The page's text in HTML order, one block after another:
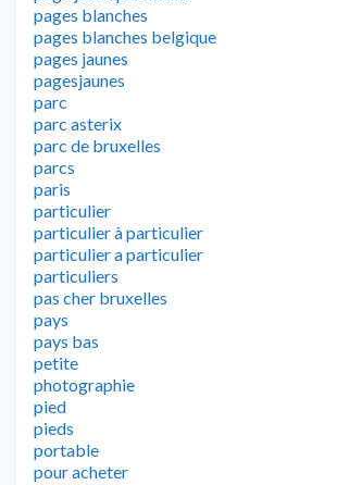
pages blanches
pages blanches belgique
pages jaunes
pagesjaunes
parc
parc asterix
parc de bruxelles
parcs
paris
particulier
particulier à particulier
particulier a particulier
particuliers
pas cher bruxelles
pays
pays bas
petite
photographie
pied
pieds
portable
pour acheter